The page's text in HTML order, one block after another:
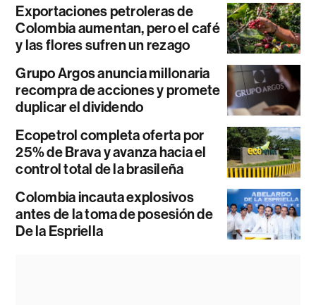
Exportaciones petroleras de
Colombia aumentan, pero el café
y las flores sufren un rezago
Grupo Argos anuncia millonaria
recompra de acciones y promete
duplicar el dividendo
Ecopetrol completa oferta por
25% de Brava y avanza hacia el
control total de la brasileña
Colombia incauta explosivos
antes de la toma de posesión de
De la Espriella